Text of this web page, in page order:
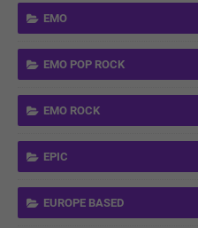
EMO
EMO POP ROCK
EMO ROCK
EPIC
EUROPE BASED